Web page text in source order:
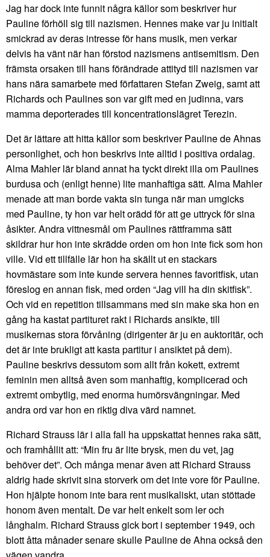
Jag har dock inte funnit några källor som beskriver hur
Pauline förhöll sig till nazismen. Hennes make var ju initialt
smickrad av deras intresse för hans musik, men verkar
delvis ha vänt när han förstod nazismens antisemitism. Den
främsta orsaken till hans förändrade attityd till nazismen var
hans nära samarbete med författaren Stefan Zweig, samt att
Richards och Paulines son var gift med en judinna, vars
mamma deporterades till koncentrationslägret Terezin.
Det är lättare att hitta källor som beskriver Pauline de Ahnas
personlighet, och hon beskrivs inte alltid i positiva ordalag.
Alma Mahler lär bland annat ha tyckt direkt illa om Paulines
burdusa och (enligt henne) lite manhaftiga sätt. Alma Mahler
menade att man borde vakta sin tunga när man umgicks
med Pauline, ty hon var helt orädd för att ge uttryck för sina
åsikter. Andra vittnesmål om Paulines rättframma sätt
skildrar hur hon inte skrädde orden om hon inte fick som hon
ville. Vid ett tillfälle lär hon ha skällt ut en stackars
hovmästare som inte kunde servera hennes favoritfisk, utan
föreslog en annan fisk, med orden “Jag vill ha din skitfisk”.
Och vid en repetition tillsammans med sin make ska hon en
gång ha kastat partituret rakt i Richards ansikte, till
musikernas stora förvåning (dirigenter är ju en auktoritär, och
det är inte brukligt att kasta partitur i ansiktet på dem).
Pauline beskrivs dessutom som allt från kokett, extremt
feminin men alltså även som manhaftig, komplicerad och
extremt ombytlig, med enorma humörsvängningar. Med
andra ord var hon en riktig diva värd namnet.
Richard Strauss lär i alla fall ha uppskattat hennes raka sätt,
och framhållit att: “Min fru är lite brysk, men du vet, jag
behöver det”. Och många menar även att Richard Strauss
aldrig hade skrivit sina storverk om det inte vore för Pauline.
Hon hjälpte honom inte bara rent musikaliskt, utan stöttade
honom även mentalt. De var helt enkelt som ler och
långhalm. Richard Strauss gick bort i september 1949, och
blott åtta månader senare skulle Pauline de Ahna också den